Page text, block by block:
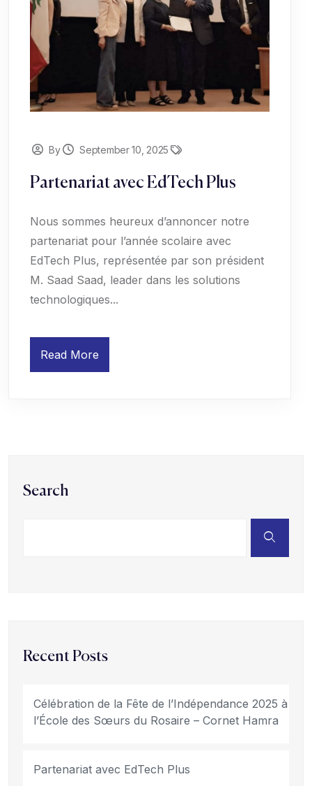
By September 10, 2025
Partenariat avec EdTech Plus
Nous sommes heureux d’annoncer notre
partenariat pour l’année scolaire avec
EdTech Plus, représentée par son président
M. Saad Saad, leader dans les solutions
technologiques...
Read More
Search
Recent Posts
Célébration de la Fête de l’Indépendance 2025 à
l’École des Sœurs du Rosaire – Cornet Hamra
Partenariat avec EdTech Plus